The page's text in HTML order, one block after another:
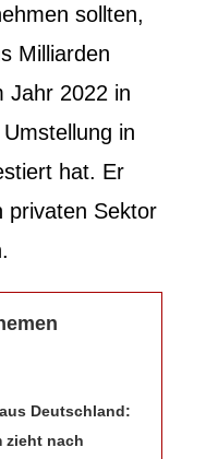
sollten,
Milliarden
Jahr 2022 in
in
hat. Er
privaten Sektor
Deutschland:
zieht nach